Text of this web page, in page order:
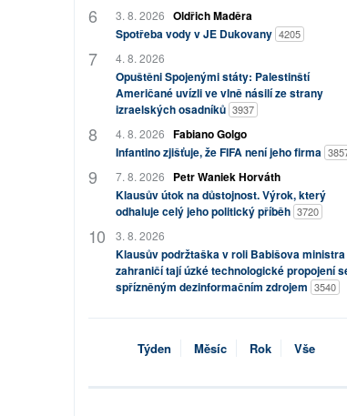
3. 8. 2026 Oldřich Maděra
Spotřeba vody v JE Dukovany 4205
4. 8. 2026
Opuštěni Spojenými státy: Palestinští
Američané uvízli ve vlně násilí ze strany
izraelských osadníků 3937
4. 8. 2026 Fabiano Golgo
Infantino zjišťuje, že FIFA není jeho firma
7. 8. 2026
Petr Waniek Horváth
Klausův útok na důstojnost. Výrok, který
odhaluje celý jeho politický příběh 3720
3. 8. 2026
Klausův podržtaška v roli Babišova ministra
zahraničí tají úzké technologické propojení
spřízněným dezinformačním zdrojem 3540
Týden Měsíc Rok Vše